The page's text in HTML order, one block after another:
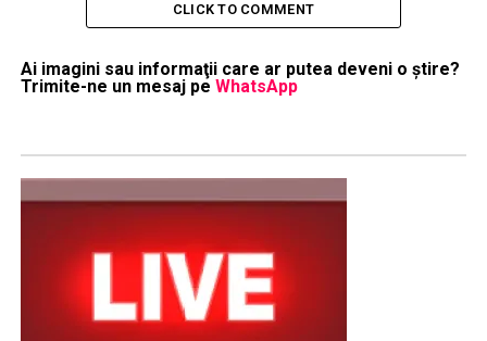
CLICK TO COMMENT
Ai imagini sau informaţii care ar putea deveni o ştire?
Trimite-ne un mesaj pe WhatsApp